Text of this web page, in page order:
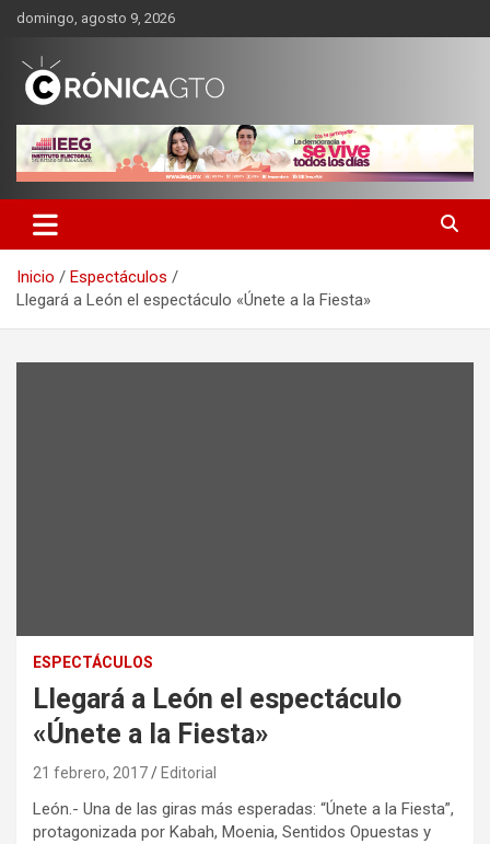
Saltar
contenido
domingo, agosto 9, 2026
CRONICA GUANAJUATO
Inicio
Espectáculos
Llegará a León el espectáculo «Únete a la Fiesta»
ESPECTÁCULOS
Llegará a León el espectáculo
«Únete a la Fiesta»
21 febrero, 2017 Editorial
León.- Una de las giras más esperadas: “Únete a la Fiesta”,
protagonizada por Kabah, Moenia, Sentidos Opuestas y